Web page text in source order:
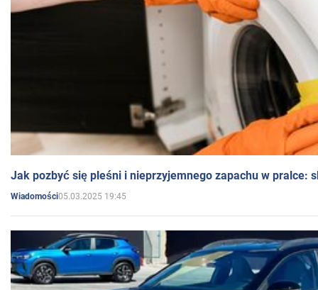
Jak pozbyć się pleśni i nieprzyjemnego zapachu w pralce:
Wiadomości05.03.2025 19:45